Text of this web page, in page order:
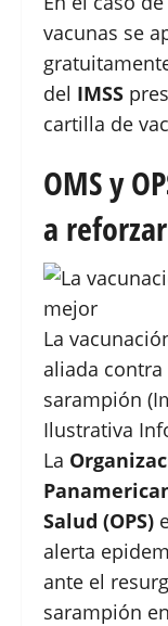
vacunas se
del IMSS
cartilla de
OMS y
a
La
aliada contra
sarampión
Ilustrativa
La
Salud (OPS)
alerta
ante el
sarampión